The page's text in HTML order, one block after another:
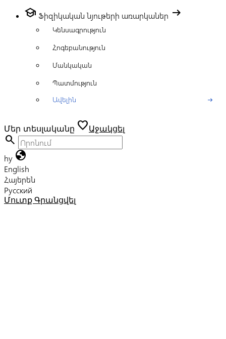
school Ֆիզիկական նյութերի առարկաներ arrow_right_alt
Կենսագրություն
Հոգեբանություն
Մանկական
Պատմություն
Ավելին
arrow_right_alt
Մեր տեսլականը favoriteԱջակցել
search
hy globe
English
Հայերեն
Русский
Մուտք Գրանցվել